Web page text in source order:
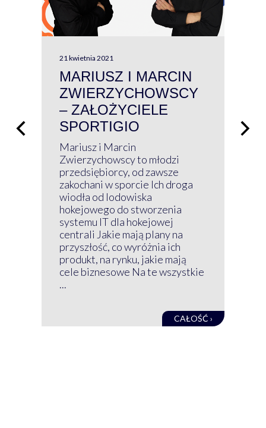
21 kwietnia 2021
MARIUSZ I MARCIN
ZWIERZYCHOWSCY
– ZAŁOŻYCIELE
SPORTIGIO
Mariusz i Marcin
Zwierzychowscy to młodzi
przedsiębiorcy, od zawsze
zakochani w sporcie Ich droga
wiodła od lodowiska
hokejowego do stworzenia
systemu IT dla hokejowej
centrali Jakie mają plany na
przyszłość, co wyróżnia ich
produkt, na rynku, jakie mają
cele biznesowe Na te wszystkie
...
CAŁOŚĆ ›